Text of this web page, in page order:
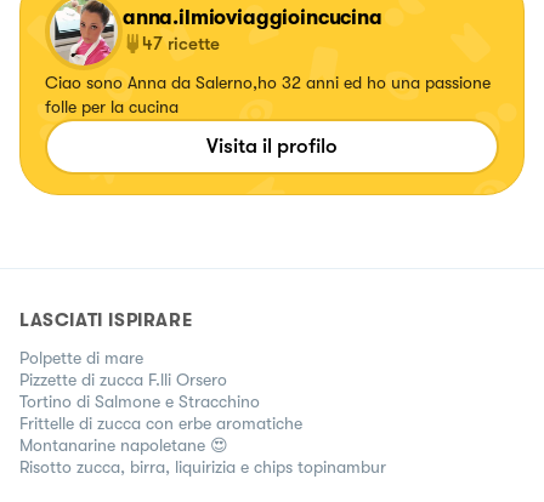
anna.ilmioviaggioincucina
47 ricette
Ciao sono Anna da Salerno,ho 32 anni ed ho una passione
folle per la cucina
Visita il profilo
LASCIATI ISPIRARE
Polpette di mare
Pizzette di zucca F.lli Orsero
Tortino di Salmone e Stracchino
Frittelle di zucca con erbe aromatiche
Montanarine napoletane 😍
Risotto zucca, birra, liquirizia e chips topinambur